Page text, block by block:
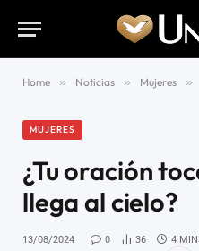
Home » Noticias » Mujeres »
MUJERES
¿Tu oración
llega al cielo?
13/08/2024 0 36 4